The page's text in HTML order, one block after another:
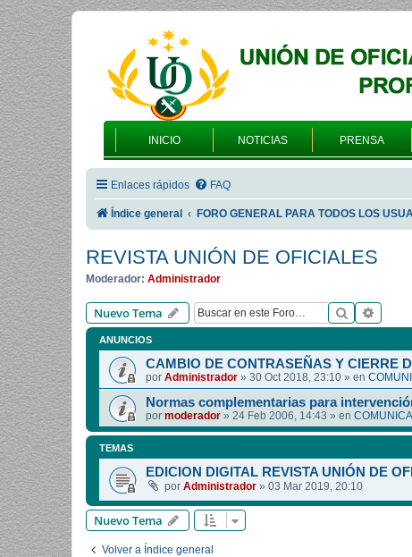
INICIO NOTICIAS PRENSA
Enlaces rápidos FAQ
Índice general FORO GENERAL PARA TODOS LOS
REVISTA UNIÓN DE OFICIALES
Moderador: Administrador
Nuevo Tema Buscar
ANUNCIOS
CAMBIO DE CONTRASEÑAS Y CIERRE
por Administrador » 30 Oct 2018, 23:10 » en
Normas complementarias para
por moderador » 24 Feb 2006, 14:43 » en
TEMAS
EDICION DIGITAL REVISTA UNIÓN DE
por Administrador » 03 Mar 2019, 20:10
Nuevo Tema
Volver a Índice general